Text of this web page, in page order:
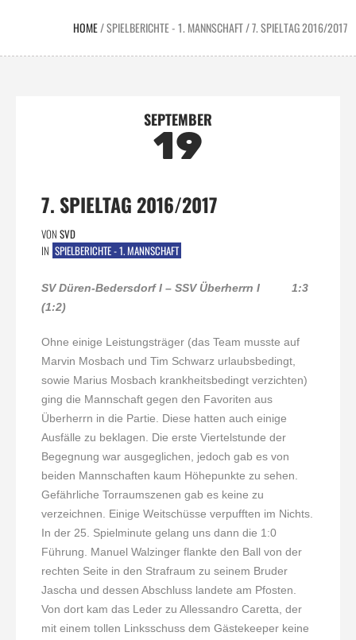
HOME/SPIELBERICHTE - 1. MANNSCHAFT/7. SPIELTAG 2016/2017
SEPTEMBER
19
7. SPIELTAG 2016/2017
VON SVD
IN SPIELBERICHTE - 1. MANNSCHAFT
SV Düren-Bedersdorf I – SSV Überherrn I 1:3
(1:2)
Ohne einige Leistungsträger (das Team musste auf
Marvin Mosbach und Tim Schwarz urlaubsbedingt,
sowie Marius Mosbach krankheitsbedingt verzichten)
ging die Mannschaft gegen den Favoriten aus
Überherrn in die Partie. Diese hatten auch einige
Ausfälle zu beklagen. Die erste Viertelstunde der
Begegnung war ausgeglichen, jedoch gab es von
beiden Mannschaften kaum Höhepunkte zu sehen.
Gefährliche Torraumszenen gab es keine zu
verzeichnen. Einige Weitschüsse verpufften im Nichts.
In der 25. Spielminute gelang uns dann die 1:0
Führung. Manuel Walzinger flankte den Ball von der
rechten Seite in den Strafraum zu seinem Bruder
Jascha und dessen Abschluss landete am Pfosten.
Von dort kam das Leder zu Allessandro Caretta, der
mit einem tollen Linksschuss dem Gästekeeper keine